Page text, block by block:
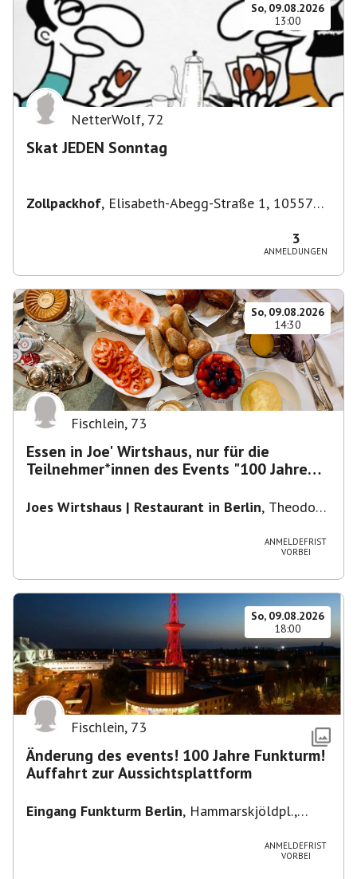
So, 09.08.2026
13:00
NetterWolf, 72
Skat JEDEN Sonntag
Zollpackhof, Elisabeth-Abegg-Straße 1, 10557
3
ANMELDUNGEN
So, 09.08.2026
14:30
Fischlein, 73
Essen in Joe' Wirtshaus, nur für die
Teilnehmer*innen des Events "100 Jahre
Joes Wirtshaus | Restaurant in Berlin, Theodor-
ANMELDEFRIST
VORBEI
So, 09.08.2026
18:00
Fischlein, 73
Änderung des events! 100 Jahre Funkturm!
Auffahrt zur Aussichtsplattform
Eingang Funkturm Berlin, Hammarskjöldpl.,
ANMELDEFRIST
VORBEI